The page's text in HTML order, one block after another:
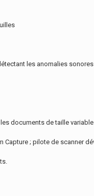
les anomalies sonores
documents de taille variable
Capture ; pilote de scanner